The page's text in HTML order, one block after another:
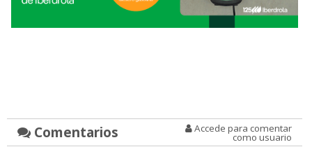
Comentarios Accede para comentar
como usuario